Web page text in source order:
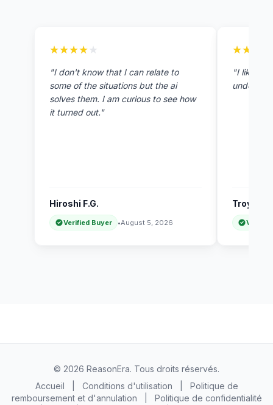
★★★★★
★★★★★
"I don't know that I can relate to
some of the situations but the ai
solves them. I am curious to see how
it turned out."
Hiroshi F.G.
Verified Buyer •August 5, 2026
"I like
Troy F.
© 2026 ReasonEra. Tous droits réservés.
Accueil
Conditions d'utilisation
Politique de
remboursement et d'annulation
Politique de confidentialité